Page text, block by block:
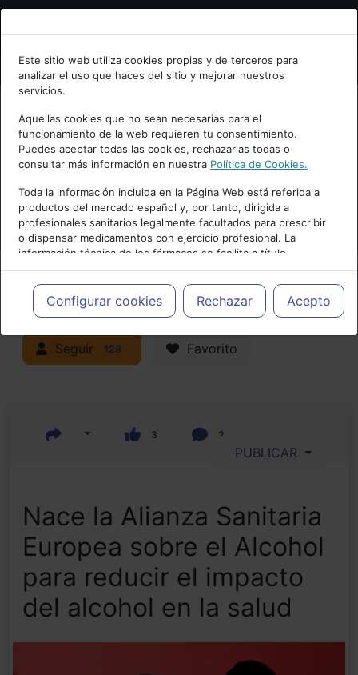
Bienvenid@ a psiquiatria.com
Escribe tu Email
Accede o regístrate con tu email.
Cancelar
Este sitio web utiliza cookies propias y de terceros para
analizar el uso que haces del sitio y mejorar nuestros
servicios.
Aquellas cookies que no sean necesarias para el
funcionamiento de la web requieren tu consentimiento.
Puedes aceptar todas las cookies, rechazarlas todas o
consultar más información en nuestra Política de Cookies.
Toda la información incluida en la Página Web está referida a
productos del mercado español y, por tanto, dirigida a
profesionales sanitarios legalmente facultados para prescribir
o dispensar medicamentos con ejercicio profesional. La
información técnica de los fármacos se facilita a título
meramente informativo, siendo responsabilidad de los
profesionales facultados prescribir medicamentos y decidir, en
cada caso concreto, el tratamiento más adecuado a las
necesidades del paciente.
Configurar cookies Rechazar Acepto
Actualidad y Artículos|Adicciones y
trastornos por consumo
Seguir 128 Favorito
3 2
PUBLICAR
Nace la Alianza Sanitaria
Europea sobre el Alcohol
para reducir el impacto
del alcohol en la salud